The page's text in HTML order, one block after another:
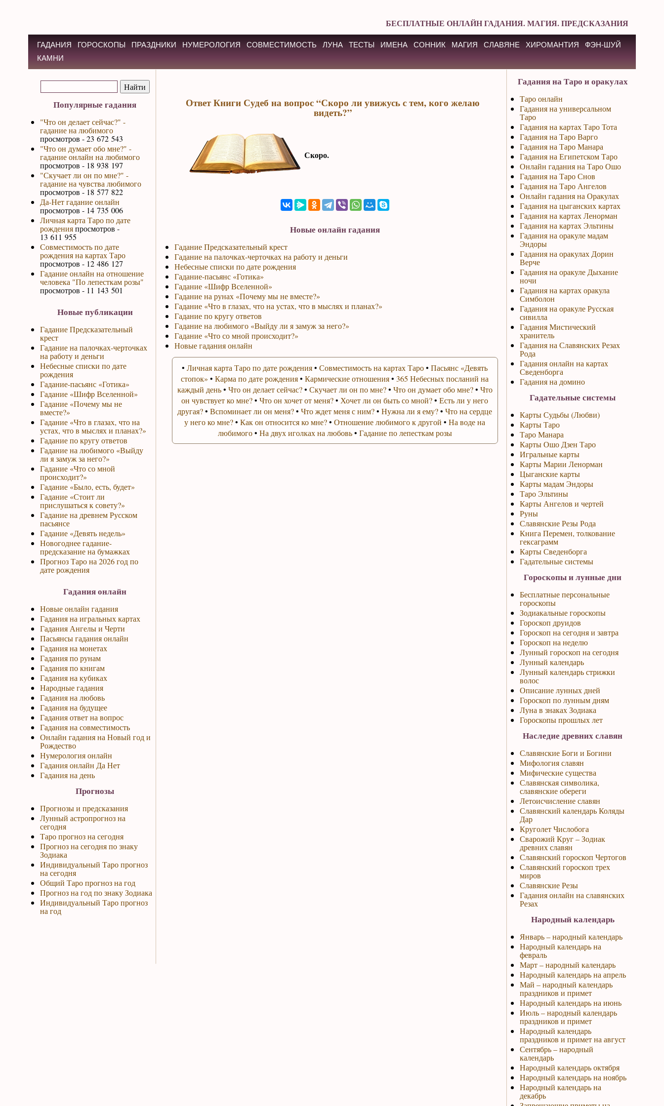
БЕСПЛАТНЫЕ ОНЛАЙН ГАДАНИЯ. МАГИЯ. ПРЕДСКАЗАНИЯ
ГАДАНИЯ ГОРОСКОПЫ ПРАЗДНИКИ НУМЕРОЛОГИЯ СОВМЕСТИМОСТЬ ЛУНА ТЕСТЫ ИМЕНА СОННИК МАГИЯ СЛАВЯНЕ ХИРОМАНТИЯ
ФЭН-ШУЙ
КАМНИ
Популярные гадания
"Что он делает сейчас?" -
гадание на любимого
просмотров - 23 672 543
"Что он думает обо мне?" -
гадание онлайн на любимого
просмотров - 18 938 197
"Скучает ли он по мне?" -
гадание на чувства любимого
просмотров - 18 577 822
Да-Нет гадание онлайн
просмотров - 14 735 006
Личная карта Таро по дате
рожденияпросмотров -
13 611 955
Совместимость по дате
рождения на картах Таро
просмотров - 12 486 127
Гадание онлайн на отношение
человека "По лепесткам розы"
просмотров - 11 143 501
Новые публикации
Гадание Предсказательный
крест
Гадание на палочках-черточках
на работу и деньги
Небесные списки по дате
рождения
Гадание-пасьянс «Готика»
Гадание «Шифр Вселенной»
Гадание «Почему мы не
вместе?»
Гадание «Что в глазах, что на
устах, что в мыслях и планах?»
Гадание по кругу ответов
Гадание на любимого «Выйду
ли я замуж за него?»
Гадание «Что со мной
происходит?»
Гадание «Было, есть, будет»
Гадание «Стоит ли
прислушаться к совету?»
Гадание на древнем Русском
пасьянсе
Гадание «Девять недель»
Новогоднее гадание-
предсказание на бумажках
Прогноз Таро на 2026 год по
дате рождения
Гадания онлайн
Новые онлайн гадания
Гадания на игральных картах
Гадания Ангелы и Черти
Пасьянсы гадания онлайн
Гадания на монетах
Гадания по рунам
Гадания по книгам
Гадания на кубиках
Народные гадания
Гадания на любовь
Гадания на будущее
Гадания ответ на вопрос
Гадания на совместимость
Онлайн гадания на Новый год и
Рождество
Нумерология онлайн
Гадания онлайн Да Нет
Гадания на день
Прогнозы
Прогнозы и предсказания
Лунный астропрогноз на
сегодня
Таро прогноз на сегодня
Прогноз на сегодня по знаку
Зодиака
Индивидуальный Таро прогноз
на сегодня
Общий Таро прогноз на год
Прогноз на год по знаку Зодиака
Индивидуальный Таро прогноз
на год
Ответ Книги Судеб на вопрос “Скоро ли увижусь с тем, кого желаю
видеть?”
Скоро.
Новые онлайн гадания
Гадание Предсказательный крест
Гадание на палочках-черточках на работу и деньги
Небесные списки по дате рождения
Гадание-пасьянс «Готика»
Гадание «Шифр Вселенной»
Гадание на рунах «Почему мы не вместе?»
Гадание «Что в глазах, что на устах, что в мыслях и планах?»
Гадание по кругу ответов
Гадание на любимого «Выйду ли я замуж за него?»
Гадание «Что со мной происходит?»
Новые гадания онлайн
• Личная карта Таро по дате рождения• Совместимость на картах Таро• Пасьянс «Девять
стопок» • Карма по дате рождения• Кармические отношения• 365 Небесных посланий на
каждый день• Что он делает сейчас?• Скучает ли он по мне?• Что он думает обо мне?• Что
он чувствует ко мне?• Что он хочет от меня?• Хочет ли он быть со мной?• Есть ли у него
другая?• Вспоминает ли он меня?• Что ждет меня с ним?• Нужна ли я ему?• Что на сердце
у него ко мне?• Как он относится ко мне?• Отношение любимого к другой • На воде на
любимого• На двух иголках на любовь• Гадание по лепесткам розы
Гадания на Таро и оракулах
Таро онлайн
Гадания на универсальном
Таро
Гадания на картах Таро Тота
Гадания на Таро Варго
Гадания на Таро Манара
Гадания на Египетском Таро
Онлайн гадания на Таро Ошо
Гадания на Таро Снов
Гадания на Таро Ангелов
Онлайн гадания на Оракулах
Гадания на цыганских картах
Гадания на картах Ленорман
Гадания на картах Эльтины
Гадания на оракуле мадам
Эндоры
Гадания на оракулах Дорин
Верче
Гадания на оракуле Дыхание
ночи
Гадания на картах оракула
Симболон
Гадания на оракуле Русская
сивилла
Гадания Мистический
хранитель
Гадания на Славянских Резах
Рода
Гадания онлайн на картах
Сведенборга
Гадания на домино
Гадательные системы
Карты Судьбы (Любви)
Карты Таро
Таро Манара
Карты Ошо Дзен Таро
Игральные карты
Карты Марии Ленорман
Цыганские карты
Карты мадам Эндоры
Таро Эльтины
Карты Ангелов и чертей
Руны
Славянские Резы Рода
Книга Перемен, толкование
гексаграмм
Карты Сведенборга
Гадательные системы
Гороскопы и лунные дни
Бесплатные персональные
гороскопы
Зодиакальные гороскопы
Гороскоп друидов
Гороскоп на сегодня и завтра
Гороскоп на неделю
Лунный гороскоп на сегодня
Лунный календарь
Лунный календарь стрижки
волос
Описание лунных дней
Гороскоп по лунным дням
Луна в знаках Зодиака
Гороскопы прошлых лет
Наследие древних славян
Славянские Боги и Богини
Мифология славян
Мифические существа
Славянская символика,
славянские обереги
Летоисчисление славян
Славянский календарь Коляды
Дар
Круголет Числобога
Сварожий Круг – Зодиак
древних славян
Славянский гороскоп Чертогов
Славянский гороскоп трех
миров
Славянские Резы
Гадания онлайн на славянских
Резах
Народный календарь
Январь – народный календарь
Народный календарь на
февраль
Март – народный календарь
Народный календарь на апрель
Май – народный календарь
праздников и примет
Народный календарь на июнь
Июль – народный календарь
праздников и примет
Народный календарь
праздников и примет на август
Сентябрь – народный
календарь
Народный календарь октября
Народный календарь на ноябрь
Народный календарь на
декабрь